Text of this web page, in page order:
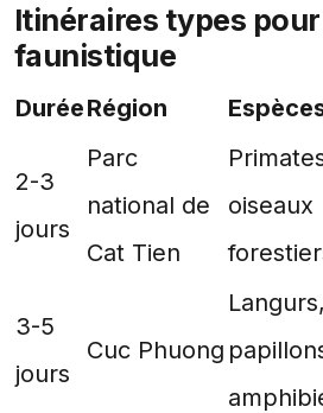
Itinéraires types
faunistique
DuréeRégion
2-3
jours
Parc
national de
Cat Tien
oiseaux
3-5
jours
Cuc Phuong
Langurs,